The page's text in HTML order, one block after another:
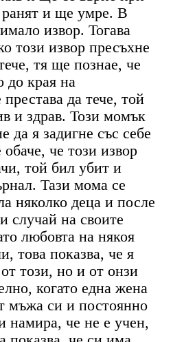
и ще умре. В
извор. Тогава
този извор пресъхне
тя ще познае, че
до края на
престава да тече, той
и здрав. Този момък
да я задигне със себе
че този извор
той бил убит и
Тази мома се
няколко деца и после
случай на своите
любовта на някоя
това показва, че я
този, но и от онзи
когато една жена
мъжа си и постоянно
намира, че не е учен,